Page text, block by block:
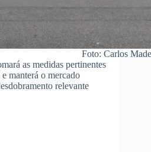
Foto: Carlos
as medidas pertinentes
manterá o mercado
relevante